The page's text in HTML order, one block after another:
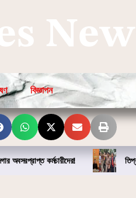
বিজ্ঞাপন
অবসরপ্রাপ্ত কর্মচারীদের!